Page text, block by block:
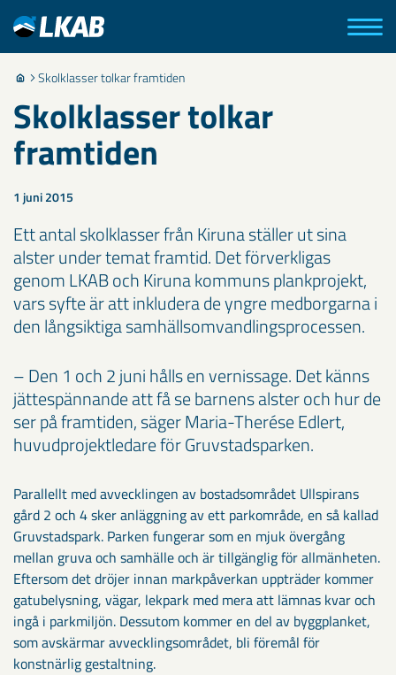
Skolklasser tolkar framtiden
Skolklasser tolkar
framtiden
1 juni 2015
Ett antal skolklasser från Kiruna ställer ut sina
alster under temat framtid. Det förverkligas
genom LKAB och Kiruna kommuns plankprojekt,
vars syfte är att inkludera de yngre medborgarna i
den långsiktiga samhällsomvandlingsprocessen.
– Den 1 och 2 juni hålls en vernissage. Det känns
jättespännande att få se barnens alster och hur de
ser på framtiden, säger Maria-Therése Edlert,
huvudprojektledare för Gruvstadsparken.
Parallellt med avvecklingen av bostadsområdet Ullspirans
gård 2 och 4 sker anläggning av ett parkområde, en så kallad
Gruvstadspark. Parken fungerar som en mjuk övergång
mellan gruva och samhälle och är tillgänglig för allmänheten.
Eftersom det dröjer innan markpåverkan uppträder kommer
gatubelysning, vägar, lekpark med mera att lämnas kvar och
ingå i parkmiljön. Dessutom kommer en del av byggplanket,
som avskärmar avvecklingsområdet, bli föremål för
konstnärlig gestaltning.